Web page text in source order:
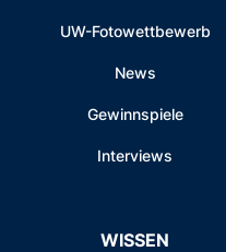
UW-Fotowettbewerb
News
Gewinnspiele
Interviews
WISSEN